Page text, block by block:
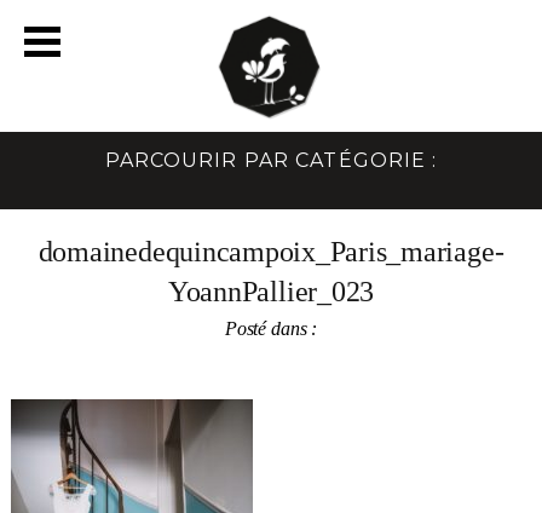
PARCOURIR PAR CATÉGORIE :
domainedequincampoix_Paris_mariage-
YoannPallier_023
Posté dans :